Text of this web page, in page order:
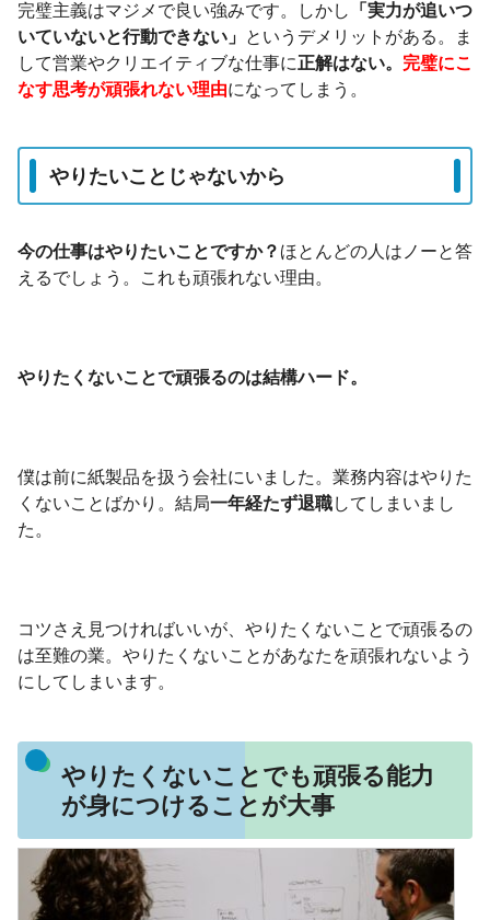
完璧主義はマジメで良い強みです。しかし
「実力が追いつ
いていないと行動できない」 というデメリットがある。ま
して営業やクリエイティブな仕事に正解はない。 完璧にこ
なす思考が頑張れない理由になってしまう。
やりたいことじゃないから
今の仕事はやりたいことですか？ ほとんどの人はノーと答
えるでしょう。これも頑張れない理由。
やりたくないことで頑張るのは結構ハード。
僕は前に紙製品を扱う会社にいました。業務内容はやりた
くないことばかり。結局一年経たず退職してしまいまし
た。
コツさえ見つければいいが、やりたくないことで頑張るの
は至難の業。やりたくないことがあなたを頑張れないよう
にしてしまいます。
やりたくないことでも頑張る能力
が身につけることが大事